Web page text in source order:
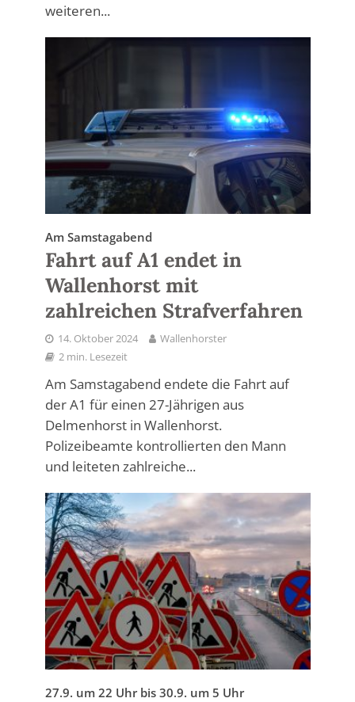
weiteren...
Am Samstagabend
Fahrt auf A1 endet in
Wallenhorst mit
zahlreichen Strafverfahren
14. Oktober 2024
Wallenhorster
2 min. Lesezeit
Am Samstagabend endete die Fahrt auf
der A1 für einen 27-Jährigen aus
Delmenhorst in Wallenhorst.
Polizeibeamte kontrollierten den Mann
und leiteten zahlreiche...
27.9. um 22 Uhr bis 30.9. um 5 Uhr